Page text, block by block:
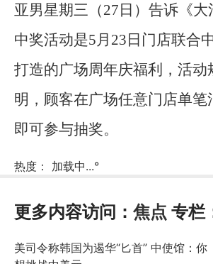
亚男星期三（27日）告诉《大
中奖活动是5月23日门店联合
打造的广场周年庆福利，活动
明，顾客在广场任意门店单笔
即可参与抽奖。
热度： 加载中...°
更多内容访问： 焦点 专栏
美司令称韩国为遏华“匕首” 中使馆：你